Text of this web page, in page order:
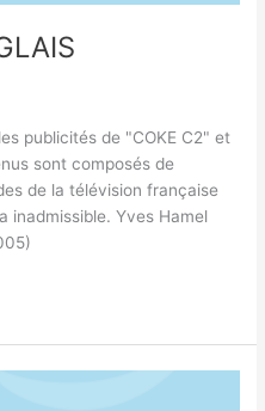
publicités de "COKE C2" et
sont composés de
de la télévision française
inadmissible. Yves Hamel